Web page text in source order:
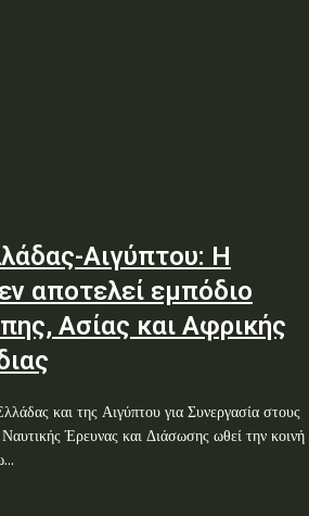
Αιγύπτου: Η
αποτελεί εμπόδιο
Ασίας και Αφρικής
και της Αιγύπτου για Συνεργασία στους
Έρευνας και Διάσωσης ωθεί την κοινή